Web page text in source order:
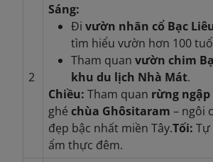
2
Sáng:
Đi vườn nhãn cổ Bạc
tìm hiểu vườn hơn 100
Tham quan vườn chim
khu du lịch Nhà Mát.
Chiều: Tham quan rừng
ghé chùa Ghôsitaram – ngôi
đẹp bậc nhất miền Tây.Tối: Tự
ẩm thực đêm.